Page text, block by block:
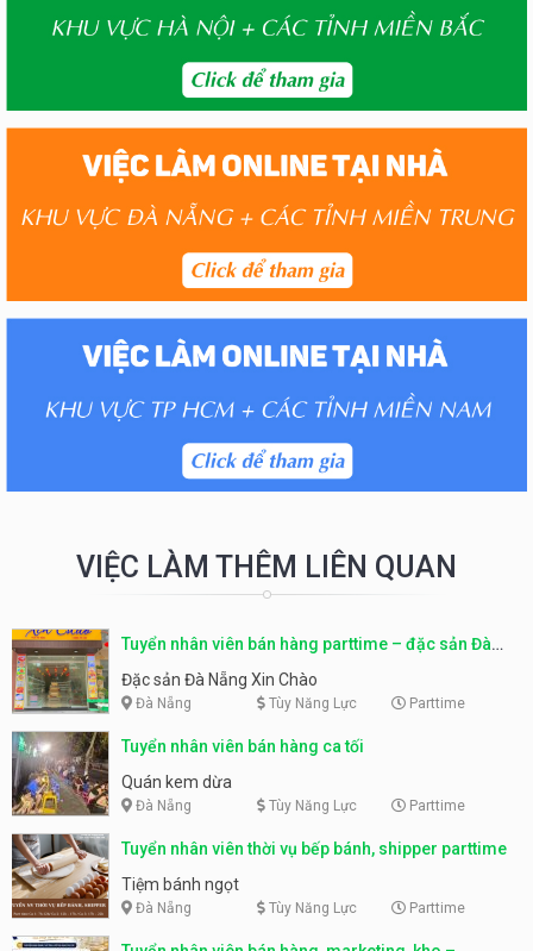
VIỆC LÀM THÊM LIÊN QUAN
Tuyển nhân viên bán hàng parttime – đặc sản Đà
Nẵng
Đặc sản Đà Nẵng Xin Chào
Đà Nẵng Tùy Năng Lực Parttime
Tuyển nhân viên bán hàng ca tối
Quán kem dừa
Đà Nẵng Tùy Năng Lực Parttime
Tuyển nhân viên thời vụ bếp bánh, shipper parttime
Tiệm bánh ngọt
Đà Nẵng Tùy Năng Lực Parttime